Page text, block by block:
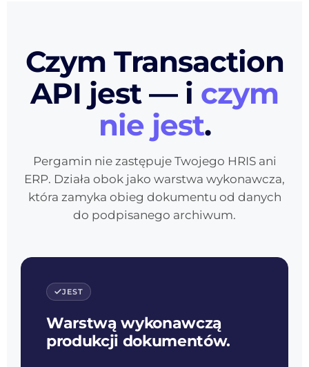
Czym Transaction
API jest — i czym
nie jest.
Pergamin nie zastępuje Twojego HRIS ani
ERP. Działa obok jako warstwa wykonawcza,
która zamyka obieg dokumentu od danych
do podpisanego archiwum.
JEST
Warstwą wykonawczą
produkcji dokumentów.